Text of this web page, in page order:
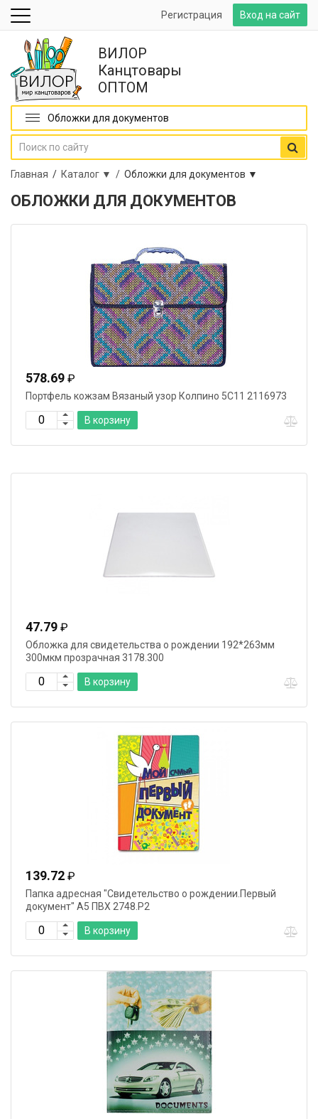
Вход на сайт
Регистрация
ВИЛОР
Канцтовары
ОПТОМ
Обложки для документов
Главная / Каталог ▼ / Обложки для документов ▼
ОБЛОЖКИ ДЛЯ ДОКУМЕНТОВ
578.69 ₽
Портфель кожзам Вязаный узор Колпино 5С11 2116973
В корзину
47.79 ₽
Обложка для свидетельства о рождении 192*263мм
300мкм прозрачная 3178.300
В корзину
139.72 ₽
Папка адресная "Свидетельство о рождении.Первый
документ" А5 ПВХ 2748.Р2
В корзину